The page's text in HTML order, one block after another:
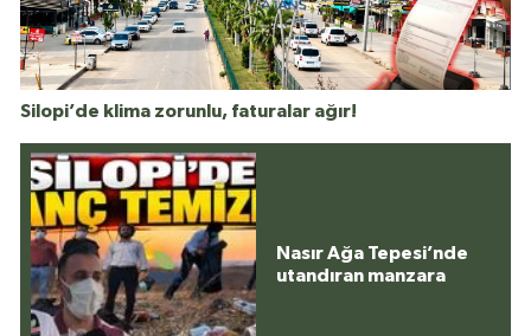
Silopi’de klima zorunlu, faturalar ağır!
Nasır Ağa Tepesi’nde
utandıran manzara